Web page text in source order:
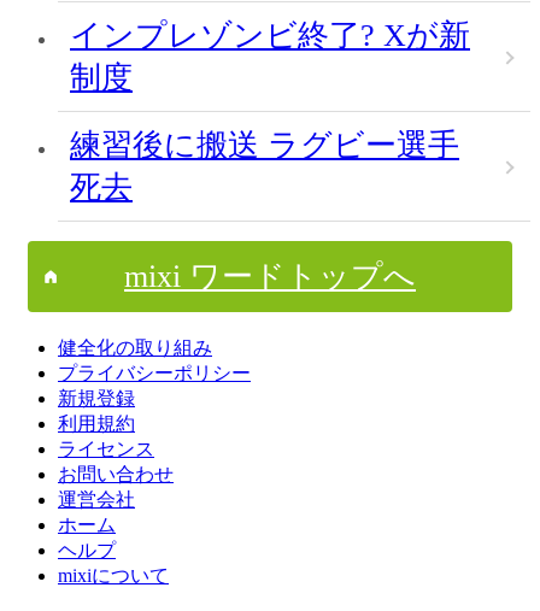
インプレゾンビ終了? Xが新
制度
練習後に搬送 ラグビー選手
死去
mixi ワードトップへ
健全化の取り組み
プライバシーポリシー
新規登録
利用規約
ライセンス
お問い合わせ
運営会社
ホーム
ヘルプ
mixiについて